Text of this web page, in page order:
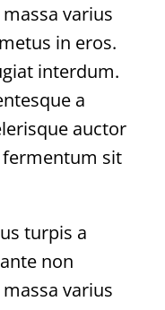
varius
in eros.
interdum.
a
auctor
fermentum sit
turpis a
non
varius